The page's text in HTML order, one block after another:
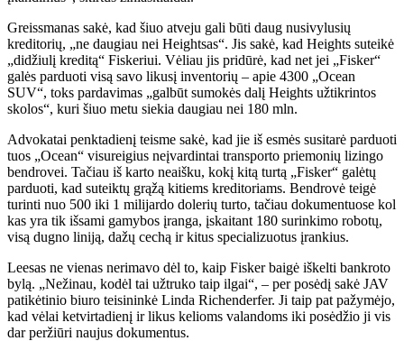
Greissmanas sakė, kad šiuo atveju gali būti daug nusivylusių
kreditorių, „ne daugiau nei Heightsas“. Jis sakė, kad Heights suteikė
„didžiulį kreditą“ Fiskeriui. Vėliau jis pridūrė, kad net jei „Fisker“
galės parduoti visą savo likusį inventorių – apie 4300 „Ocean
SUV“, toks pardavimas „galbūt sumokės dalį Heights užtikrintos
skolos“, kuri šiuo metu siekia daugiau nei 180 mln.
Advokatai penktadienį teisme sakė, kad jie iš esmės susitarė parduoti
tuos „Ocean“ visureigius neįvardintai transporto priemonių lizingo
bendrovei. Tačiau iš karto neaišku, kokį kitą turtą „Fisker“ galėtų
parduoti, kad suteiktų grąžą kitiems kreditoriams. Bendrovė teigė
turinti nuo 500 iki 1 milijardo dolerių turto, tačiau dokumentuose kol
kas yra tik išsami gamybos įranga, įskaitant 180 surinkimo robotų,
visą dugno liniją, dažų cechą ir kitus specializuotus įrankius.
Leesas ne vienas nerimavo dėl to, kaip Fisker baigė iškelti bankroto
bylą. „Nežinau, kodėl tai užtruko taip ilgai“, – per posėdį sakė JAV
patikėtinio biuro teisininkė Linda Richenderfer. Ji taip pat pažymėjo,
kad vėlai ketvirtadienį ir likus kelioms valandoms iki posėdžio ji vis
dar peržiūri naujus dokumentus.